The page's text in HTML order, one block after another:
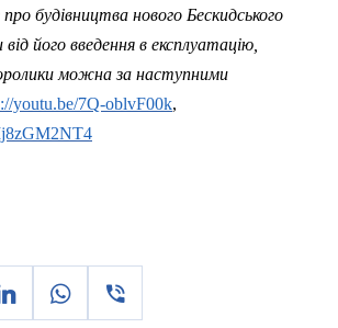
будівництва нового Бескидського
його введення в експлуатацію,
можна за наступними
youtu.be/7Q-oblvF00k,